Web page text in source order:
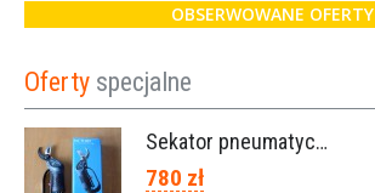
OBSERWOWANE OFERTY
Oferty specjalne
Sekator pneumatyczny VICTORY (Campagnola Włochy)
780 zł